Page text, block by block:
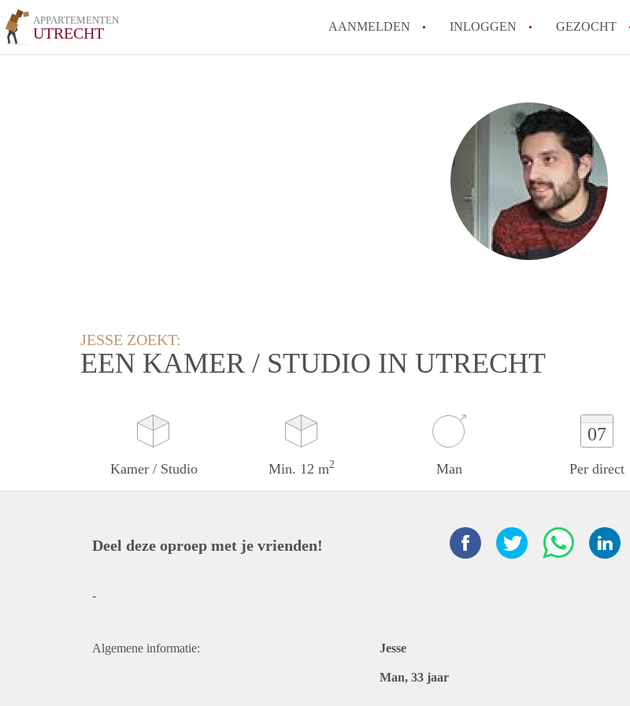
APPARTEMENTEN
UTRECHT AANMELDEN INLOGGEN GEZOCHT
How to translate
Wat is
Wat is de
Berekent
makelaarsvergoeding/
Is
Appartement /
Alle veelgestelde vragen
JESSE ZOEKT:
EEN KAMER / STUDIO IN UTRECHT
Kamer / Studio Min. 12 m2 Man
07
Per direct
Deel deze oproep met je vrienden!
-
Algemene informatie: Jesse
Man, 33 jaar